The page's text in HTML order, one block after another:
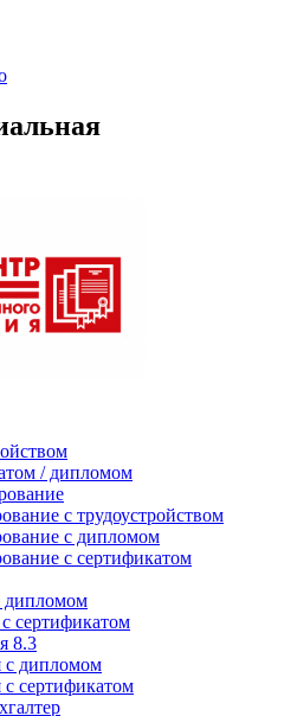
/ дипломом
с трудоустройством
с дипломом
с сертификатом
дипломом
сертификатом
8.3
с дипломом
с сертификатом